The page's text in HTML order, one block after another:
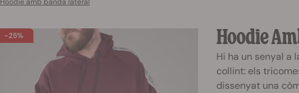
-25% Hoodie
Hi ha un senyal a
collint: els
dissenyat una